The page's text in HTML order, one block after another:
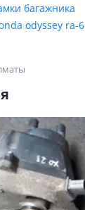
багажника
odyssey ra-6